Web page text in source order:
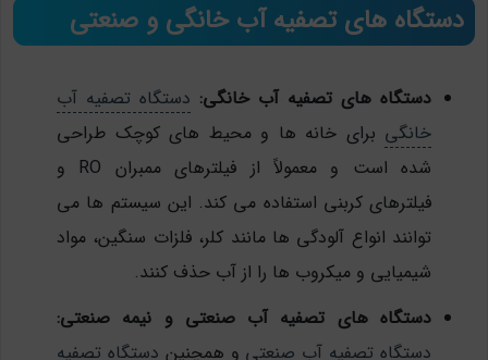
دستگاه های تصفیه آب خانگی و صنعتی
دستگاه های تصفیه آب خانگی: دستگاه تصفیه آب
خانگی برای خانه ها و محیط های کوچک طراحی
شده است و معمولاً از فیلترهای ممبران RO و
فیلترهای کربنی استفاده می کند. این سیستم ها می
توانند انواع آلودگی ها مانند کلر، فلزات سنگین، مواد
شیمیایی و میکروب ها را از آب حذف کنند.
دستگاه های تصفیه آب صنعتی و نیمه صنعتی:
دستگاه تصفیه آب صنعتی و همچنین دستگاه تصفیه